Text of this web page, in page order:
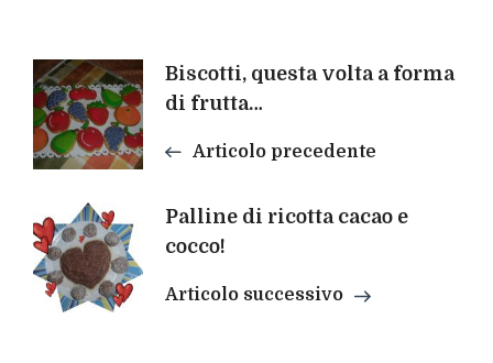
Navigazione
articoli
Biscotti, questa volta a forma
di frutta…
Articolo precedente
Palline di ricotta cacao e
cocco!
Articolo successivo